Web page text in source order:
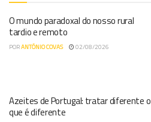
O mundo paradoxal do nosso rural
tardio e remoto
PORANTÓNIO COVAS 02/08/2026
Azeites de Portugal: tratar diferente o
que é diferente